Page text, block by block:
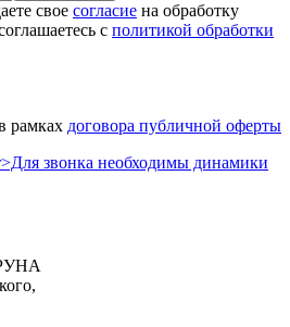
свое согласие на обработку
с политикой обработки
рамках договора публичной оферты
РУНА